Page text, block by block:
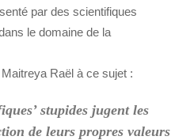
par des scientifiques
le domaine de la
Raël à ce sujet :
stupides jugent les
de leurs propres valeurs